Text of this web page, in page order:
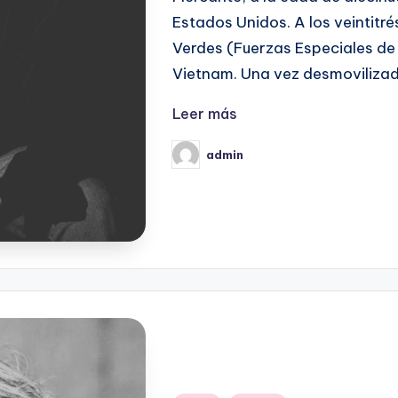
Estados Unidos. A los
Verdes (Fuerzas Especiales
Vietnam. Una vez
Leer más
Publicado
por
admin